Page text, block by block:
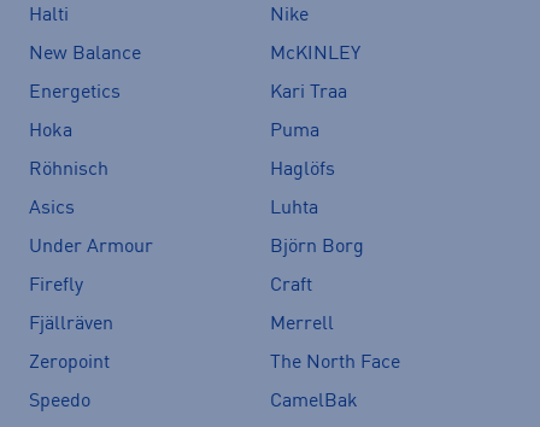
Halti
Nike
New Balance
McKINLEY
Energetics
Kari Traa
Hoka
Puma
Röhnisch
Haglöfs
Asics
Luhta
Under Armour
Björn Borg
Firefly
Craft
Fjällräven
Merrell
Zeropoint
The North Face
Speedo
CamelBak